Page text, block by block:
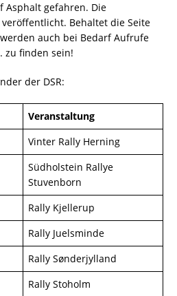
Asphalt gefahren. Die
Behaltet die Seite
auch bei Bedarf Aufrufe
zu finden sein!
der DSR:
Veranstaltung
Vinter Rally Herning
Südholstein Rallye
Stuvenborn
Rally Kjellerup
Rally Juelsminde
Rally Sønderjylland
Rally Stoholm